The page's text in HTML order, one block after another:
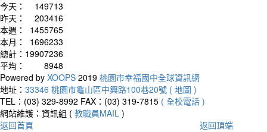
今天：
149713
昨天：
203416
本週：
1455765
本月：
1696233
總計： 19907236
平均：
8948
Powered by XOOPS 2019 桃園市幸福國中全球資訊網
地址： 33346 桃園市龜山區中興路100巷20號 ( 地圖 )
TEL：(03) 329-8992 FAX：(03) 319-7815 ( 全校電話 )
網站維護：資訊組 ( 教職員MAIL )
返回首頁
返回頂端